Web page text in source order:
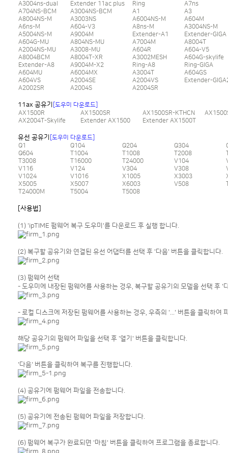
A3004ns-dual
Extender 11ac plus Ring
A7ns
A704NS-BCM
A3004NS-BCM A1
A3
A8004NS-M
A3003NS A6004NS-M
A604M
A6ns-M
A604-V3 A8ns-M
A3004NS-M
A5004NS-M
A9004M Extender-A1
Extender-GIGA
A604G-MU
A804NS-MU A7004M
A8004T
A2004NS-MU
A3008-MU A604R
A604-V5
A8004BCM
A8004T-XR A3002MESH
A604G-skylife
Extender-A8
A9004M-X2 Ring-A8
Ring-GIGA
A604MU
A6004MX A3004T
A604GS
A604VS
A2004SE A2004VS
Extender-
A2002SR
A2004S A2004SR
11ax 공유기
[도우미 다운로드]
AX1500R
AX1500SR AX1500SR-KTHCN
AX2004T-Skylife
Extender AX1500 Extender AX1500T
유선 공유기
[도우미 다운로드]
Q1
Q104 Q204 Q304
Q604
T1004 T1008 T2008
T3008
T16000 T24000 V104
V116
V124 V304 V308
V1024
V1016 X1005 X3003
X5005
X5007 X6003 V508
T24000M
T5004 T5008
[사용법]
(1) 'ipTIME 펌웨어 복구 도우미'를 다운로드 후 실행 합니다.
(2) 복구할 공유기와 연결된 유선 어댑터를 선택 후 '다음' 버튼을 클릭합니다.
(3) 펌웨어 선택
- 도우미에 내장된 펌웨어를 사용하는 경우, 복구할 공유기의 모델을 선택 후 '
- 로컬 디스크에 저장된 펌웨어를 사용하는 경우, 우측의 '...' 버튼을 클릭하여
해당 공유기의 펌웨어 파일을 선택 후 '열기' 버튼을 클릭합니다.
'다음' 버튼을 클릭하여 복구를 진행합니다.
(4) 공유기에 펌웨어 파일을 전송합니다.
(5) 공유기에 전송된 펌웨어 파일을 저장합니다.
(6) 펌웨어 복구가 완료되면 '마침' 버튼을 클릭하여 프로그램을 종료합니다.